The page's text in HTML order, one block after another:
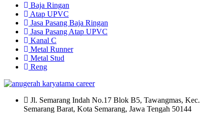
Baja Ringan
Atap UPVC
Jasa Pasang Baja Ringan
Jasa Pasang Atap UPVC
Kanal C
Metal Runner
Metal Stud
Reng
Jl. Semarang Indah No.17 Blok B5, Tawangmas, Kec.
Semarang Barat, Kota Semarang, Jawa Tengah 50144